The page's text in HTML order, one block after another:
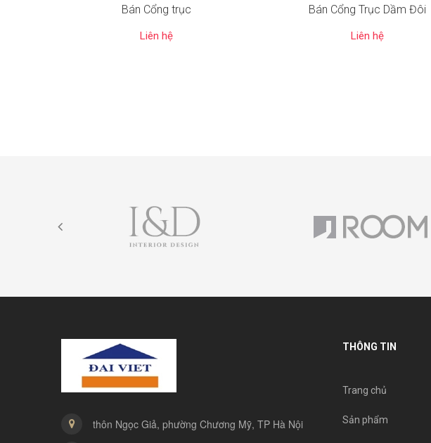
Bán Cổng trục
Liên hệ
Bán Cổng Trục Dầm Đôi
Liên hệ
thôn Ngọc Giả, phường Chương Mỹ, TP Hà Nội
THÔNG TIN
Trang chủ
Sản phẩm